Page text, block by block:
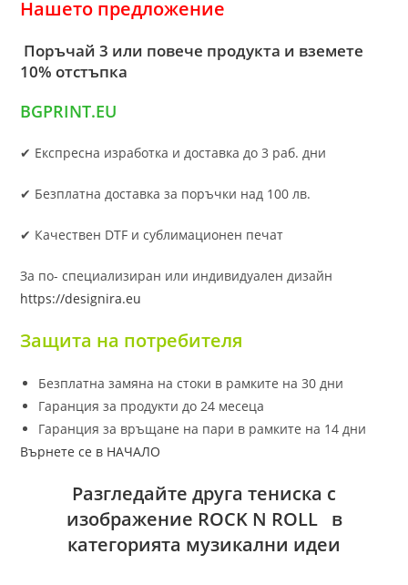
Нашето предложение
Поръчай 3 или повече продукта и вземете
10% отстъпка
BGPRINT.EU
✔ Експресна изработка и доставка до 3 раб. дни
✔ Безплатна доставка за поръчки над 100 лв.
✔ Качествен DTF и сублимационен печат
За по- специализиран или индивидуален дизайн
https://designira.eu
Защита на потребителя
Безплатна замяна на стоки в рамките на 30 дни
Гаранция за продукти до 24 месеца
Гаранция за връщане на пари в рамките на 14 дни
Върнете се в НАЧАЛО
Разгледайте друга тениска с
изображение ROCK N ROLL в
категорията музикални идеи